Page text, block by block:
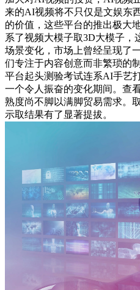
来的AI视频将不只仅是文娱东
的价值，这些平台的推出极大
系了视频大模子取3D大模子，
场景变化，市场上曾经呈现了
们专注于内容创意而非繁琐的
平台起头测验考试连系AI手艺
一个令人振奋的变化期间。查
熟度尚不脚以满脚贸易需求。
示取结果有了显著提拔。